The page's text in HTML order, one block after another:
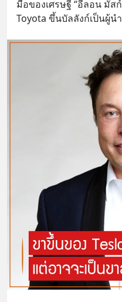
มือของเศรษฐี “อีลอน มั
Toyota ขึ้นบัลลังก์เป็นผู้